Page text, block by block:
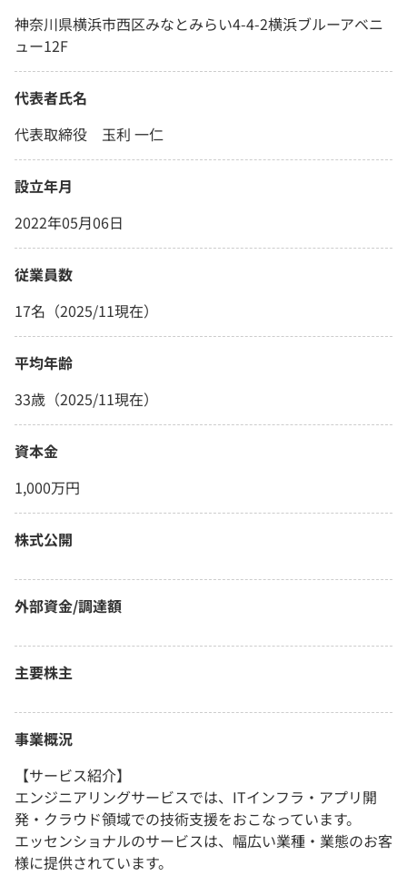
神奈川県横浜市西区みなとみらい4-4-2横浜ブルーアベニ
ュー12F
代表者氏名
代表取締役 玉利 一仁
設立年月
2022年05月06日
従業員数
17名（2025/11現在）
平均年齢
33歳（2025/11現在）
資本金
1,000万円
株式公開
外部資金/調達額
主要株主
事業概況
【サービス紹介】
エンジニアリングサービスでは、ITインフラ・アプリ開
発・クラウド領域での技術支援をおこなっています。
エッセンショナルのサービスは、幅広い業種・業態のお客
様に提供されています。